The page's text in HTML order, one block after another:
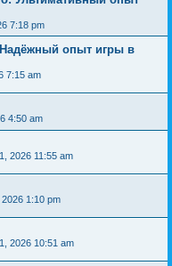
7:18 pm
Надёжный опыт игры в
7:15 am
4:50 am
2026 11:55 am
1:10 pm
2026 10:51 am